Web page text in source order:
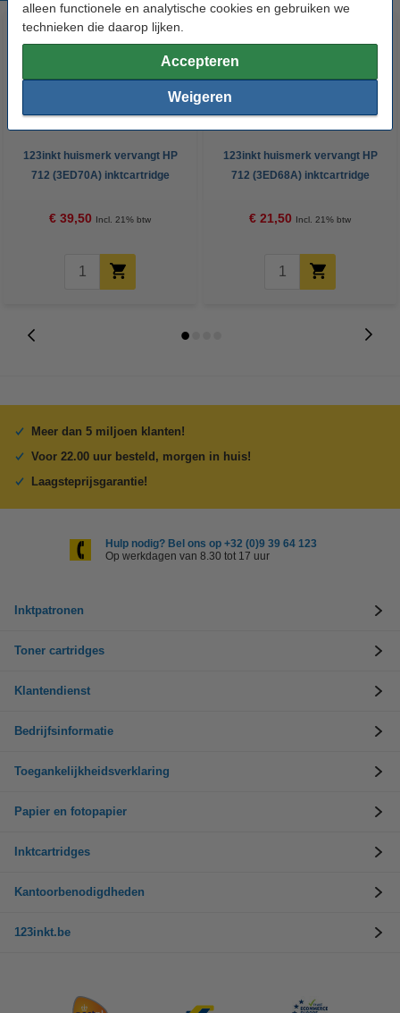
alleen functionele en analytische cookies en gebruiken we
technieken die daarop lijken.
Accepteren
Weigeren
123inkt huismerk vervangt HP
712 (3ED70A) inktcartridge
€ 39,50 Incl. 21% btw
123inkt huismerk vervangt HP
712 (3ED68A) inktcartridge
€ 21,50 Incl. 21% btw
Meer dan 5 miljoen klanten!
Voor 22.00 uur besteld, morgen in huis!
Laagsteprijsgarantie!
Hulp nodig? Bel ons op +32 (0)9 39 64 123
Op werkdagen van 8.30 tot 17 uur
Inktpatronen
Toner cartridges
Klantendienst
Bedrijfsinformatie
Toegankelijkheidsverklaring
Papier en fotopapier
Inktcartridges
Kantoorbenodigdheden
123inkt.be